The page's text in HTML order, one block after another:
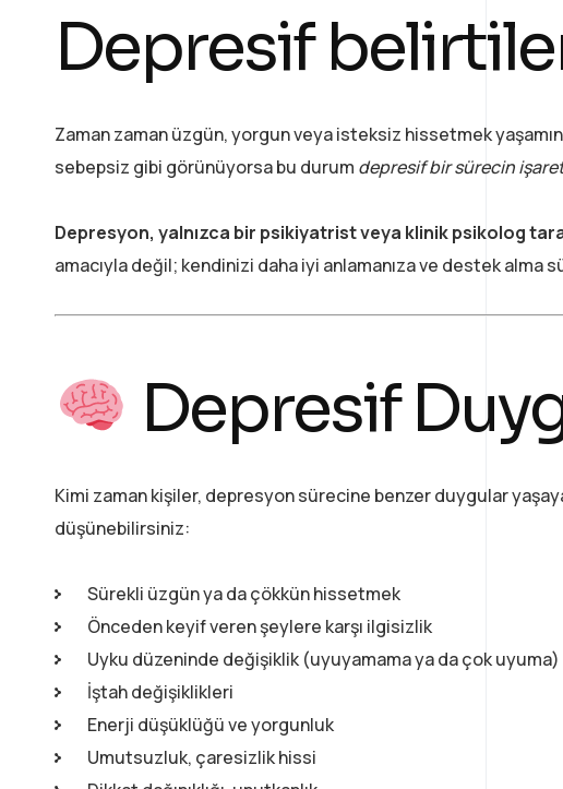
Depresif
Zaman zaman üzgün, yorgun veya isteksiz hissetmek
sebepsiz gibi görünüyorsa bu durum depresif bir sürecin
Depresyon, yalnızca bir psikiyatrist veya klinik psikolog
amacıyla değil; kendinizi daha iyi anlamanıza ve destek alma
Depresif
Kimi zaman kişiler, depresyon sürecine benzer duygular
düşünebilirsiniz:
Sürekli üzgün ya da çökkün hissetmek
Önceden keyif veren şeylere karşı ilgisizlik
Uyku düzeninde değişiklik (uyuyamama ya da çok uyuma)
İştah değişiklikleri
Enerji düşüklüğü ve yorgunluk
Umutsuzluk, çaresizlik hissi